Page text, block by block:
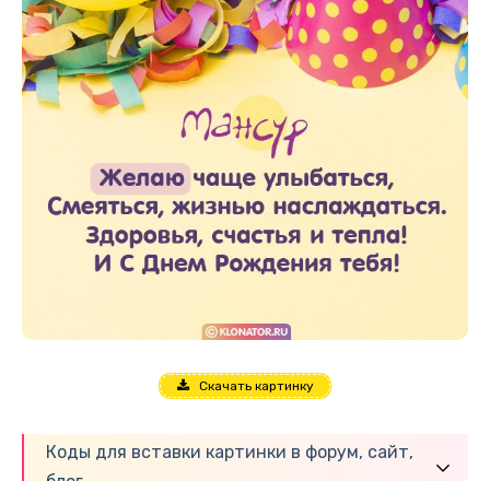
Скачать картинку
Коды для вставки картинки в форум, сайт,